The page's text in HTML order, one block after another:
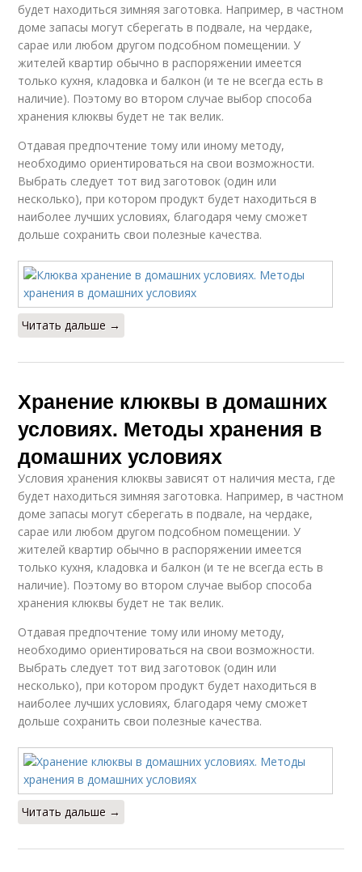
будет находиться зимняя заготовка. Например, в частном
доме запасы могут сберегать в подвале, на чердаке,
сарае или любом другом подсобном помещении. У
жителей квартир обычно в распоряжении имеется
только кухня, кладовка и балкон (и те не всегда есть в
наличие). Поэтому во втором случае выбор способа
хранения клюквы будет не так велик.
Отдавая предпочтение тому или иному методу,
необходимо ориентироваться на свои возможности.
Выбрать следует тот вид заготовок (один или
несколько), при котором продукт будет находиться в
наиболее лучших условиях, благодаря чему сможет
дольше сохранить свои полезные качества.
Читать дальше →
Хранение клюквы в домашних
условиях. Методы хранения в
домашних условиях
Условия хранения клюквы зависят от наличия места, где
будет находиться зимняя заготовка. Например, в частном
доме запасы могут сберегать в подвале, на чердаке,
сарае или любом другом подсобном помещении. У
жителей квартир обычно в распоряжении имеется
только кухня, кладовка и балкон (и те не всегда есть в
наличие). Поэтому во втором случае выбор способа
хранения клюквы будет не так велик.
Отдавая предпочтение тому или иному методу,
необходимо ориентироваться на свои возможности.
Выбрать следует тот вид заготовок (один или
несколько), при котором продукт будет находиться в
наиболее лучших условиях, благодаря чему сможет
дольше сохранить свои полезные качества.
Читать дальше →